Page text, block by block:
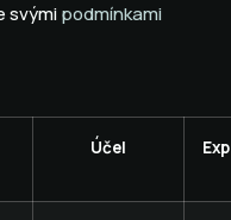
svýmipodmínkami
Účel